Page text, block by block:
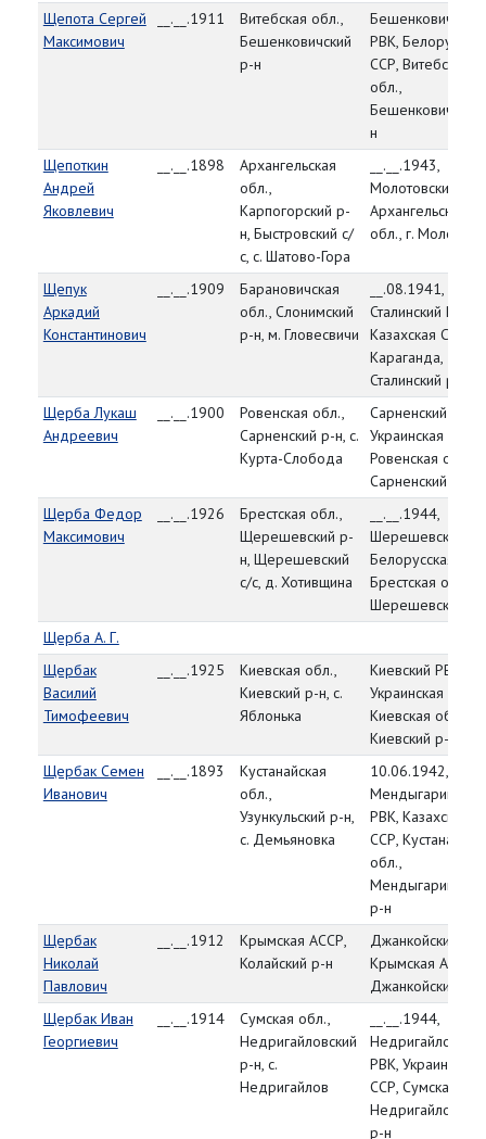
Щепота Сергей
Максимович
__.__.1911
Витебская обл.,
Бешенковичский
р-н
Бешенковичский
РВК, Белорусская
ССР, Витебская
обл.,
н
Щепоткин
Андрей
Яковлевич
__.__.1898
Архангельская
обл.,
Карпогорский р-
н, Быстровский с/
с, с. Шатово-Гора
__.__.1943,
Молотовский
Архангельская
обл., г.
Щепук
Аркадий
Константинович
__.__.1909
Барановичская
обл., Слонимский
р-н, м. Гловесвичи
__.08.1941,
Сталинский РВК,
Казахская ССР, г.
Караганда,
Сталинский р-н
Щерба Лукаш
Андреевич
__.__.1900
Ровенская обл.,
Сарненский р-н, с.
Курта-Слобода
Сарненский РВК,
Украинская ССР,
Ровенская обл.,
Сарненский р-н
Щерба Федор
Максимович
__.__.1926
Брестская обл.,
Щерешевский р-
н, Щерешевский
с/с, д. Хотивщина
__.__.1944,
Шерешевский
Белорусская
Брестская обл.,
Шерешевский р-
Щерба А. Г.
Щербак
Василий
Тимофеевич
__.__.1925
Киевская обл.,
Киевский р-н, с.
Яблонька
Киевский РВК,
Украинская ССР,
Киевская обл.,
Киевский р-н
Щербак Семен
Иванович
__.__.1893
Кустанайская
обл.,
Узункульский р-н,
с. Демьяновка
10.06.1942,
Мендыгаринский
РВК, Казахская
ССР,
обл.,
Мендыгаринский
р-н
Щербак
Николай
Павлович
__.__.1912
Крымская АССР,
Колайский р-н
Джанкойский
Крымская АССР,
Джанкойский р-н
Щербак Иван
Георгиевич
__.__.1914
Сумская обл.,
Недригайловский
р-н, с.
Недригайлов
__.__.1944,
Недригайловский
РВК, Украинская
ССР, Сумская
Недригайловский
р-н